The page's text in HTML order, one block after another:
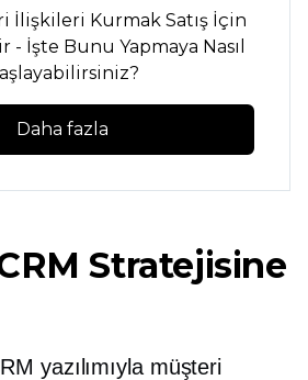
İlişkileri Kurmak Satış İçin
- İşte Bunu Yapmaya Nasıl
Daha fazla
Stratejisine
yazılımıyla müşteri